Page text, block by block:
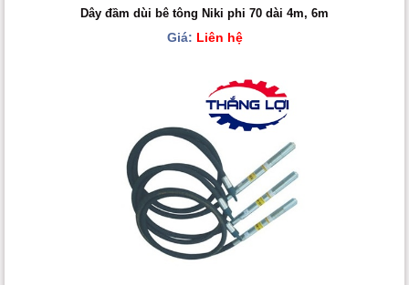
Dây đầm dùi bê tông Niki phi 70 dài 4m, 6m
Giá: Liên hệ